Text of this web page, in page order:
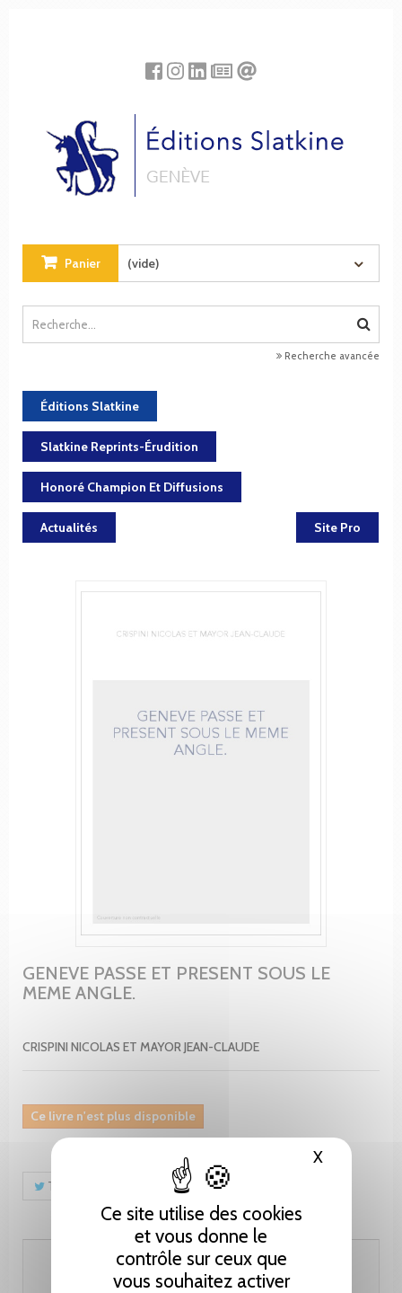
Ce site utilise des cookies
et vous donne le
contrôle sur ceux que
vous souhaitez activer
XMasquer
Panier (vide)
Recherche avancée
Éditions Slatkine
Slatkine Reprints-Érudition
Honoré Champion Et Diffusions
Actualités Site Pro
GENEVE PASSE ET PRESENT SOUS LE
MEME ANGLE.
CRISPINI NICOLAS ET MAYOR JEAN-CLAUDE
Ce livre n'est plus disponible
Tweet Pinterest
60.00 CHF